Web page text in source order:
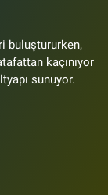
buluştururken,
kaçınıyor
sunuyor.